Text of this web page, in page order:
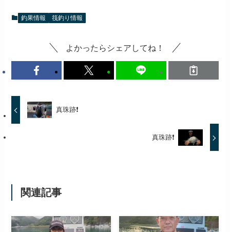
釣果情報 筏釣り情報
よかったらシェアしてね！
真珠跡❗
真珠跡❗
関連記事